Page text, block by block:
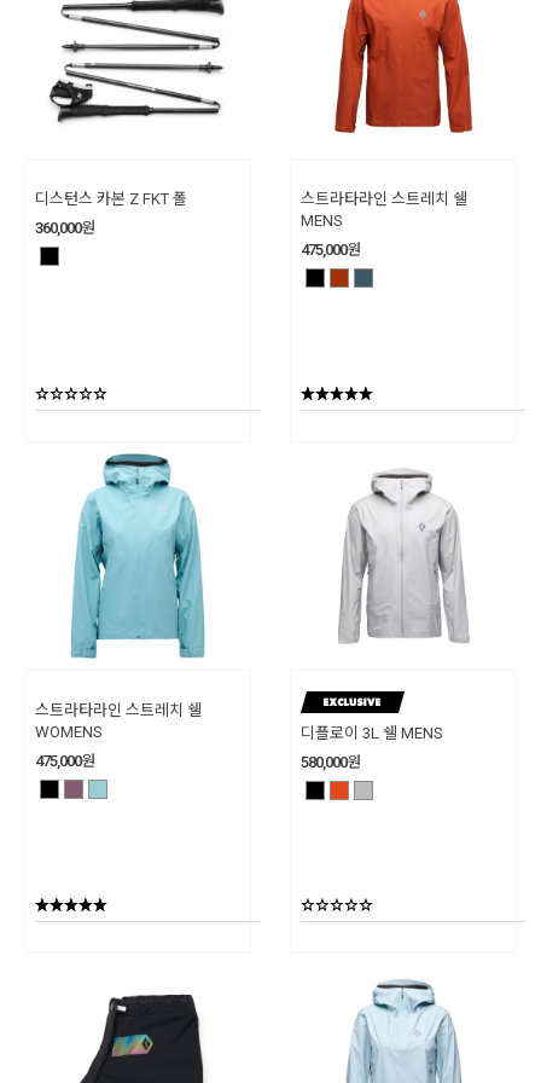
디스턴스 카본 Z FKT 폴
360,000원
스트라타라인 스트레치 쉘
MENS
475,000원
스트라타라인 스트레치 쉘
WOMENS
475,000원
디플로이 3L 쉘 MENS
580,000원